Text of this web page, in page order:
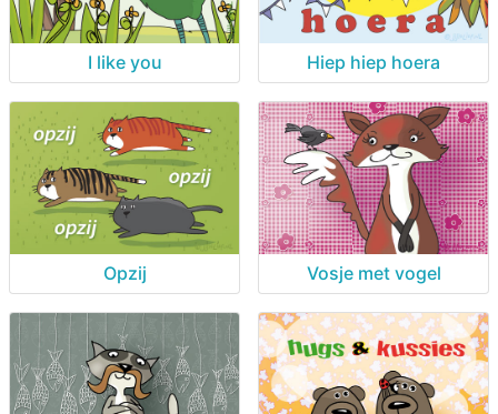
I like you Hiep hiep hoera
Opzij Vosje met vogel